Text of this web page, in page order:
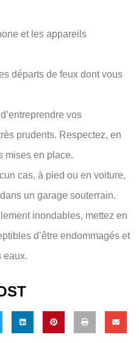
et les appareils
départs de feux dont vous
vos
prudents. Respectez, en
mises en place.
cas, à pied ou en voiture,
un garage souterrain.
inondables, mettez en
d’être endommagés et
eaux.